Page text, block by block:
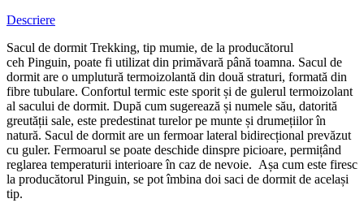
Descriere
Sacul de dormit Trekking, tip mumie, de la producătorul
ceh Pinguin, poate fi utilizat din primăvară până toamna. Sacul de
dormit are o umplutură termoizolantă din două straturi, formată din
fibre tubulare. Confortul termic este sporit și de gulerul termoizolant
al sacului de dormit. După cum sugerează și numele său, datorită
greutății sale, este predestinat turelor pe munte și drumețiilor în
natură. Sacul de dormit are un fermoar lateral bidirecțional prevăzut
cu guler. Fermoarul se poate deschide dinspre picioare, permițând
reglarea temperaturii interioare în caz de nevoie. Așa cum este firesc
la producătorul Pinguin, se pot îmbina doi saci de dormit de același
tip.